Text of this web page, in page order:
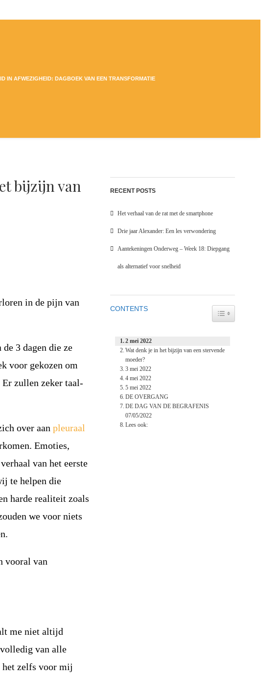
IN AFWEZIGHEID: DAGBOEK VAN EEN TRANSFORMATIE
bijzijn van
in de pijn van
3 dagen die ze
voor gekozen om
zullen zeker taal-
over aanpleuraal
Emoties,
van het eerste
te helpen die
harde realiteit zoals
we voor niets
vooral van
me ​​niet altijd
van alle
het zelfs voor mij
RECENT POSTS
Het verhaal van de rat met de smartphone
Drie jaar Alexander: Een les verwondering
Aantekeningen Onderweg – Week 18: Diepgang
als alternatief voor snelheid
CONTENTS TOGGLE TABLE OF
2 mei 2022
Wat denk je in het bijzijn van een stervende
moeder?
3 mei 2022
4 mei 2022
5 mei 2022
DE OVERGANG
DE DAG VAN DE BEGRAFENIS
07/05/2022
Lees ook: